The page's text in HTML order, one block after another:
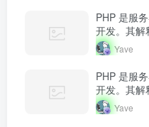
PHP 是服
开发。其解
器中，当收
态内容返回
Yave
PHP 是服
开发。其解
器中，当收
态内容返回
Yave